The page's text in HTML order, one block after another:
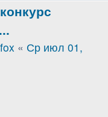
« Ср июл 01,